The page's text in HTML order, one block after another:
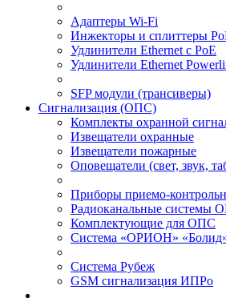
Адаптеры Wi-Fi
Инжекторы и сплиттеры
Удлинители Ethernet с PoE
Удлинители Ethernet
SFP модули (трансиверы)
Сигнализация (ОПС)
Комплекты охранной
Извещатели охранные
Извещатели пожарные
Оповещатели (свет, звук,
Приборы приемо-
Радиоканальные системы
Комплектующие для ОПС
Система «ОРИОН»
Система Рубеж
GSM сигнализация ИПРо